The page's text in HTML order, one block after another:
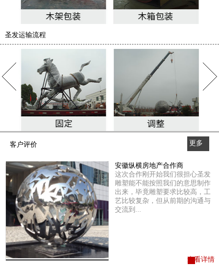
圣发运输流程
客户评价
更多
查看详情
安徽纵横房地产合作商
这次合作刚开始我们很担心圣发
雕塑能不能按照我们的意思制作
出来，毕竟雕塑要求比较高，工
艺比较复杂，但从前期的沟通与
交流到...